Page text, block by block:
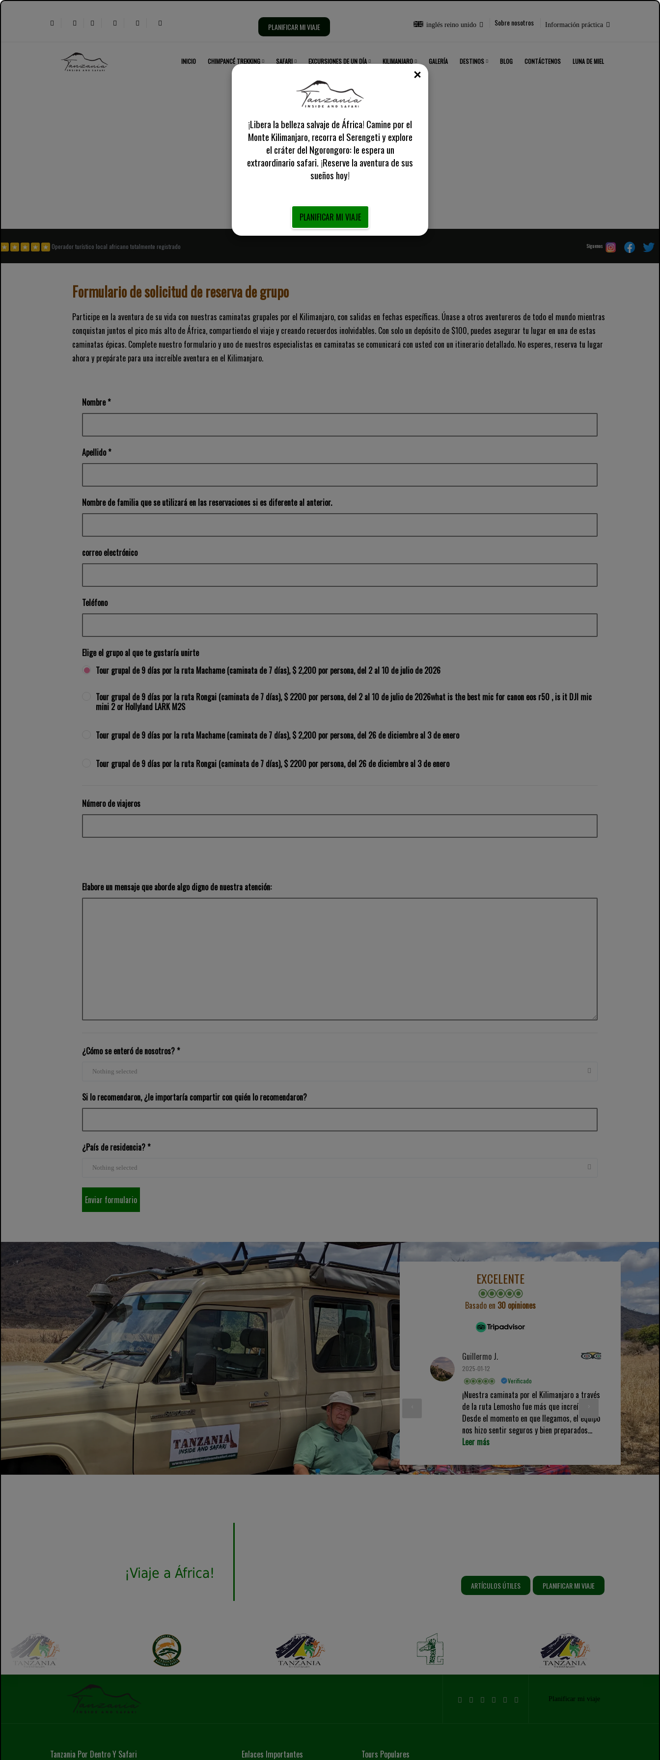
PLANIFICAR MI VIAJE
Seleccionar
inglés reino unido Sobre nosotros
Seleccione
Información práctica
INICIO CHIMPANCÉ TREKKING SAFARI EXCURSIONES DE UN DÍA KILIMANJARO GALERÍA DESTINOS BLOG CONTÁCTENOS LUNA DE MIEL
Reserva de grupo | Tanzania por dentro y safari
Operador turístico local africano totalmente registrado Síguenos
Formulario de solicitud de reserva de grupo
Participe en la aventura de su vida con nuestras caminatas grupales por el Kilimanjaro, con salidas en fechas específicas. Únase a otros aventureros de todo el mundo mientras
conquistan juntos el pico más alto de África, compartiendo el viaje y creando recuerdos inolvidables. Con solo un depósito de $100, puedes asegurar tu lugar en una de estas
caminatas épicas. Complete nuestro formulario y uno de nuestros especialistas en caminatas se comunicará con usted con un itinerario detallado. No esperes, reserva tu lugar
ahora y prepárate para una increíble aventura en el Kilimanjaro.
Nombre *
Apellido *
Nombre de familia que se utilizará en las reservaciones si es diferente al anterior.
correo electrónico
Teléfono
Elige el grupo al que te gustaría unirte
Tour grupal de 9 días por la ruta Machame (caminata de 7 días), $ 2,200 por persona, del 2 al 10 de julio de 2026
Tour grupal de 9 días por la ruta Rongai (caminata de 7 días), $ 2200 por persona, del 2 al 10 de julio de 2026what is the best mic for canon eos r50 , is it DJI mic
mini 2 or Hollyland LARK M2S
Tour grupal de 9 días por la ruta Machame (caminata de 7 días), $ 2,200 por persona, del 26 de diciembre al 3 de enero
Tour grupal de 9 días por la ruta Rongai (caminata de 7 días), $ 2200 por persona, del 26 de diciembre al 3 de enero
Número de viajeros
Elabore un mensaje que aborde algo digno de nuestra atención:
¿Cómo se enteró de nosotros? *
Nothing selected
Si lo recomendaron, ¿le importaría compartir con quién lo recomendaron?
¿País de residencia? *
Nothing selected
Enviar formulario
EXCELENTE
Basado en 30 opiniones
Jane R.
2025-01-10
Verificado
¡El safari fue absolutamente impresionante!
Cada detalle se gestionó a la perfección y la
vida salvaje era impresionante...Leer más
Roderick P.
2025-01-21
Verificado
Mi familia y yo tuvimos una combinación
increíble de un safari y una caminata por el
Kilimanjaro con Tanzania Inside. Nuestro guía
de safari, Laurent, fue fantástico...Leer más
Guillermo J.
2025-01-12
Verificado
¡Nuestra caminata por el Kilimanjaro a través
de la ruta Lemosho fue más que increíble!
Desde el momento en que llegamos, el equipo
nos hizo sentir seguros y bien preparados...
Leer más
¡Viaje a África!
ARTÍCULOS ÚTILES PLANIFICAR MI VIAJE
Planificar mi viaje
Tanzania Por Dentro Y Safari Enlaces Importantes Tours Populares
¡Libera la belleza salvaje de África! Camine por el
Monte Kilimanjaro, recorra el Serengeti y explore
el cráter del Ngorongoro: le espera un
extraordinario safari. ¡Reserve la aventura de sus
sueños hoy!
PLANIFICAR MI VIAJE
CERRAR